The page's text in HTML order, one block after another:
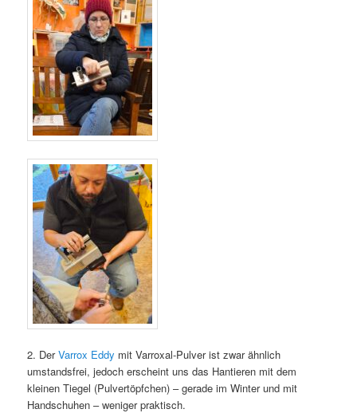
2. DerVarrox Eddy mit Varroxal-Pulver ist zwar ähnlich
umstandsfrei, jedoch erscheint uns das Hantieren mit dem
kleinen Tiegel (Pulvertöpfchen) – gerade im Winter und mit
Handschuhen – weniger praktisch.